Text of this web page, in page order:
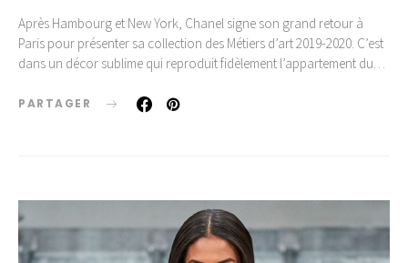
Après Hambourg et New York, Chanel signe son grand retour à
Paris pour présenter sa collection des Métiers d’art 2019-2020. C’est
dans un décor sublime qui reproduit fidèlement l’appartement du…
PARTAGER